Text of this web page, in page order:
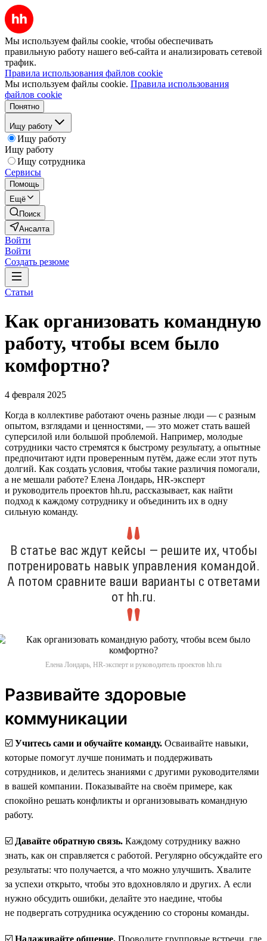
Мы используем файлы cookie, чтобы обеспечивать
правильную работу нашего веб-сайта и анализировать сетевой
трафик.
Правила использования файлов cookie
Мы используем файлы cookie. Правила использования
файлов cookie
Понятно
Ищу работу
Ищу работу
Ищу работу
Ищу сотрудника
Сервисы
Помощь
Ещё
Поиск
Ансалта
Войти
Войти
Создать резюме
Статьи
Как организовать командную
работу, чтобы всем было
комфортно?
4 февраля 2025
Когда в коллективе работают очень разные люди — с разным
опытом, взглядами и ценностями, — это может стать вашей
суперсилой или большой проблемой. Например, молодые
сотрудники часто стремятся к быстрому результату, а опытные
предпочитают идти проверенным путём, даже если этот путь
долгий. Как создать условия, чтобы такие различия помогали,
а не мешали работе? Елена Лондарь, HR-эксперт
и руководитель проектов hh.ru, рассказывает, как найти
подход к каждому сотруднику и объединить их в одну
сильную команду.
В статье вас ждут кейсы — решите их, чтобы
потренировать навык управления командой.
А потом сравните ваши варианты с ответами
от hh.ru.
Елена Лондарь, HR-эксперт и руководитель проектов hh.ru
Развивайте здоровые
коммуникации
☑️ Учитесь сами и обучайте команду. Осваивайте навыки,
которые помогут лучше понимать и поддерживать
сотрудников, и делитесь знаниями с другими руководителями
в вашей компании. Показывайте на своём примере, как
спокойно решать конфликты и организовывать командную
работу.
☑️ Давайте обратную связь. Каждому сотруднику важно
знать, как он справляется с работой. Регулярно обсуждайте его
результаты: что получается, а что можно улучшить. Хвалите
за успехи открыто, чтобы это вдохновляло и других. А если
нужно обсудить ошибки, делайте это наедине, чтобы
не подвергать сотрудника осуждению со стороны команды.
☑️ Налаживайте общение. Проводите групповые встречи, где